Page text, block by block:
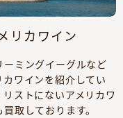
リカワイン
ーミングイーグルなど
カワインを紹介してい
リストにないアメリカワ
買取しております。